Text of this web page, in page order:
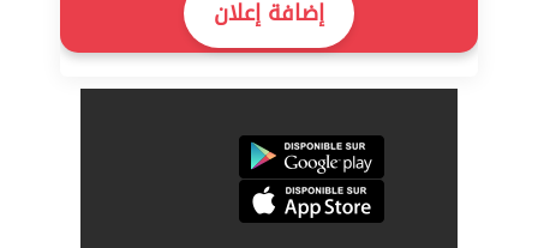
إضافة إعلان